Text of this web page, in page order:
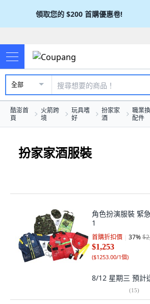
領取您的 $200 首購優惠卷!
全部
酷澎首
頁
火箭跨
境
玩具嗜
好
扮家家
酒
職業
配件
扮家家酒服裝
角色扮演服裝 緊
1
首購折扣價 37%
$1,253
($1253.00/1個)
8/12 星期三 預計
(15)